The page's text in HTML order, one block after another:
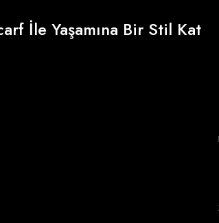
İle Yaşamına Bir Stil Kat